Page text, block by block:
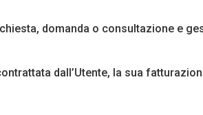
domanda o consultazione e
dall’Utente, la sua